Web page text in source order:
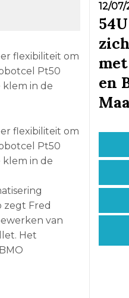
flexibiliteit om
Pt50
klem in de
flexibiliteit om
Pt50
klem in de
zegt Fred
van
Het
12/
en